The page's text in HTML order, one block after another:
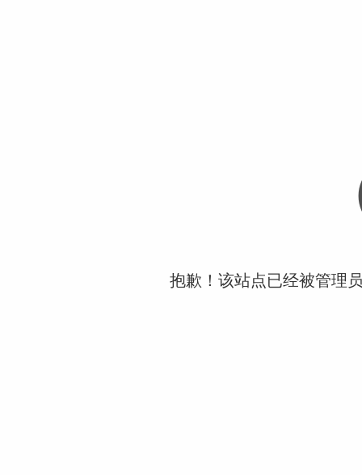
抱歉！该站点已经被管理